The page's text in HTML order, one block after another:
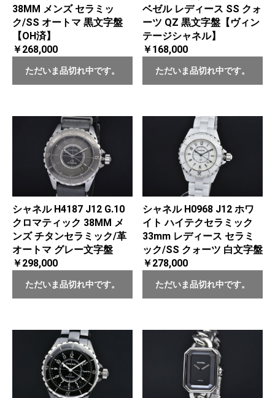
38MM メンズ セラミッ
ク/SS オートマ 黒文字盤
【OH済】
￥268,000
ただいま品切れ中です。
ベゼル レディース SS クォ
ーツ QZ 黒文字盤【ヴィン
テージシャネル】
￥168,000
ただいま品切れ中です。
シャネル H4187 J12 G.10
クロマティック 38MM メ
ンズ チタンセラミック/革
オートマ グレー文字盤
￥298,000
ただいま品切れ中です。
シャネル H0968 J12 ホワ
イト ハイテクセラミック
33mm レディース セラミ
ック/SS クォーツ 白文字盤
￥278,000
ただいま品切れ中です。